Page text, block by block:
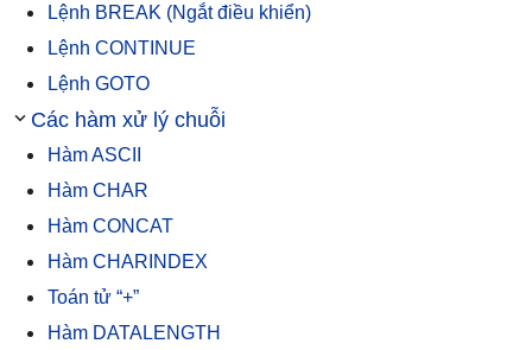
Lệnh BREAK (Ngắt điều khiển)
Lệnh CONTINUE
Lệnh GOTO
Các hàm xử lý chuỗi
Hàm ASCII
Hàm CHAR
Hàm CONCAT
Hàm CHARINDEX
Toán tử “+”
Hàm DATALENGTH